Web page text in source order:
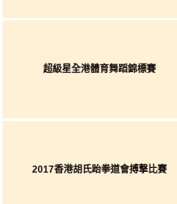
超級星全港體育舞蹈錦標賽
2017香港胡氏跆拳道會搏撃比賽